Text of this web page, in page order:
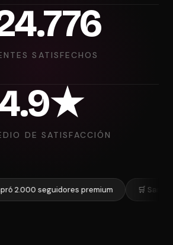
SATISFECHOS
DE SATISFACCIÓN
seguidores premium 🛒 Santiago de